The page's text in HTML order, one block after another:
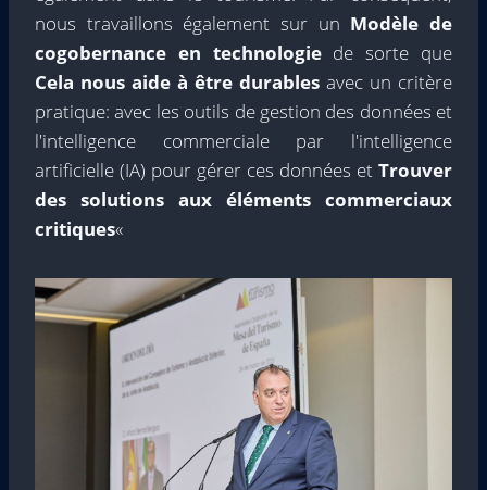
nous travaillons également sur un Modèle de
cogobernance en technologiede sorte que
Cela nous aide à être durables avec un critère
pratique: avec les outils de gestion des données et
l'intelligence commerciale par l'intelligence
artificielle (IA) pour gérer ces données et Trouver
des solutions aux éléments commerciaux
critiques«